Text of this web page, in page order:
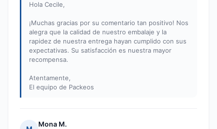
Hola Cecile,
¡Muchas gracias por su comentario tan positivo! Nos
alegra que la calidad de nuestro embalaje y la
rapidez de nuestra entrega hayan cumplido con sus
expectativas. Su satisfacción es nuestra mayor
recompensa.
Atentamente,
El equipo de Packeos
Mona M.